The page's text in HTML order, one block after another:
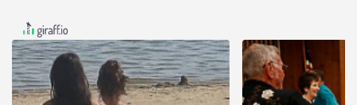
а
ц
и